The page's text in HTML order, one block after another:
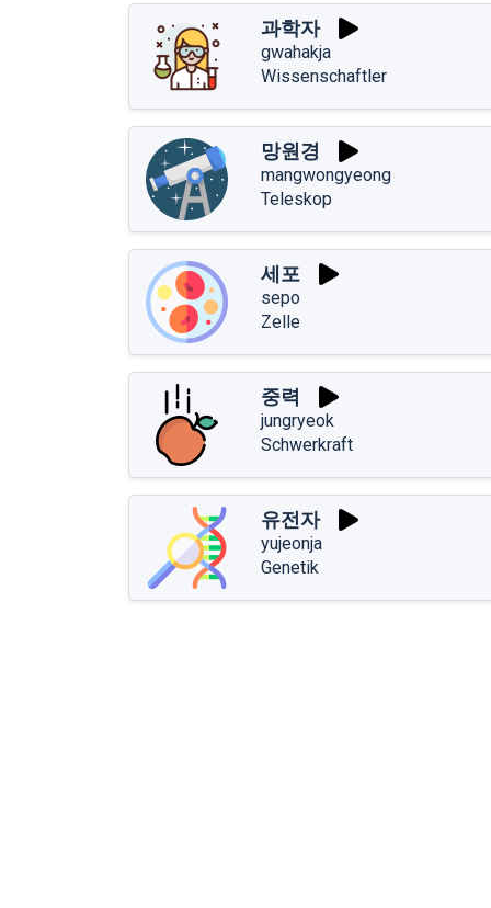
과학자
gwahakja
Wissenschaftler
망원경
mangwongyeong
Teleskop
세포
sepo
Zelle
중력
jungryeok
Schwerkraft
유전자
yujeonja
Genetik